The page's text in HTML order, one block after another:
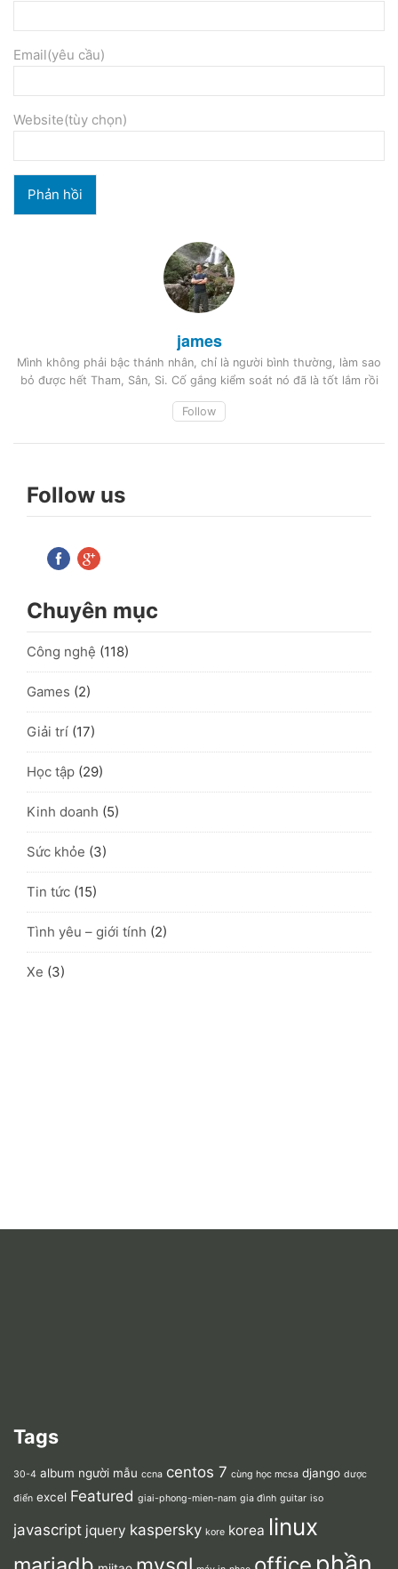
Email(yêu cầu)
Website(tùy chọn)
james
Mình không phải bậc thánh nhân, chỉ là người bình thường, làm sao
bỏ được hết Tham, Sân, Si. Cố gắng kiểm soát nó đã là tốt lắm rồi
Follow
Follow us
Chuyên mục
Công nghệ (118)
Games (2)
Giải trí (17)
Học tập (29)
Kinh doanh (5)
Sức khỏe (3)
Tin tức (15)
Tình yêu – giới tính (2)
Xe (3)
Tags
30-4 album người mẫu ccna centos 7 cùng học mcsa django dược
điển excel Featured giai-phong-mien-nam gia đình guitar iso
javascript jquery kaspersky kore korea linux